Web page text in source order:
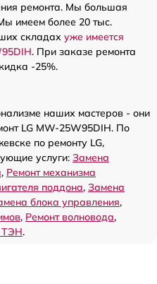
ремонта. Мы большая
имеем более 20 тыс.
складах уже имеется
. При заказе ремонта
-25%.
наших мастеров - они
LG MW-25W95DIH. По
по ремонту LG,
услуги: Замена
, Ремонт механизма
поддона, Замена
блока управления,
, Ремонт волновода,
ТЭН.